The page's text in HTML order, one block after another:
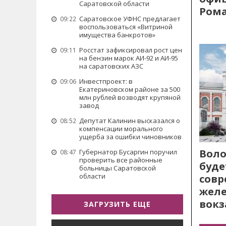
Саратовской области
09:22 Саратовское УФНС предлагает
воспользоваться «Витриной
имущества банкротов»
09:11 Росстат зафиксировал рост цен
на бензин марок АИ-92 и АИ-95
на саратовских АЗС
09:06 Инвестпроект: в
Екатериновском районе за 500
млн рублей возводят крупяной
завод
08:52 Депутат Калинин высказался о
компенсации морального
ущерба за ошибки чиновников
08:47 Губернатор Бусаргин поручил
проверить все районные
больницы Саратовской
области
ЗАГРУЗИТЬ ЕЩЕ